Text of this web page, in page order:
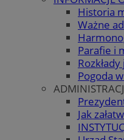
Historia
Ważne
Parafie i
Pogoda
Jak